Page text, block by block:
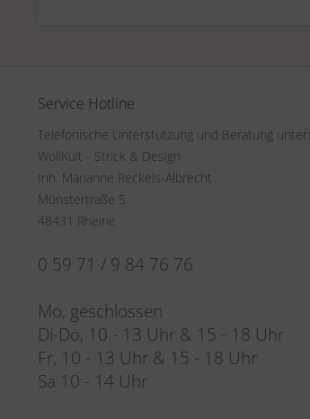
Service Hotline
Telefonische Unterstützung und Beratung unter:
WollKult - Strick & Design
Inh. Marianne Reckels-Albrecht
Münstertraße 5
48431 Rheine
0 59 71 / 9 84 76 76
Mo, geschlossen
Di-Do, 10 - 13 Uhr & 15 - 18 Uhr
Fr, 10 - 13 Uhr & 15 - 18 Uhr
Sa 10 - 14 Uhr